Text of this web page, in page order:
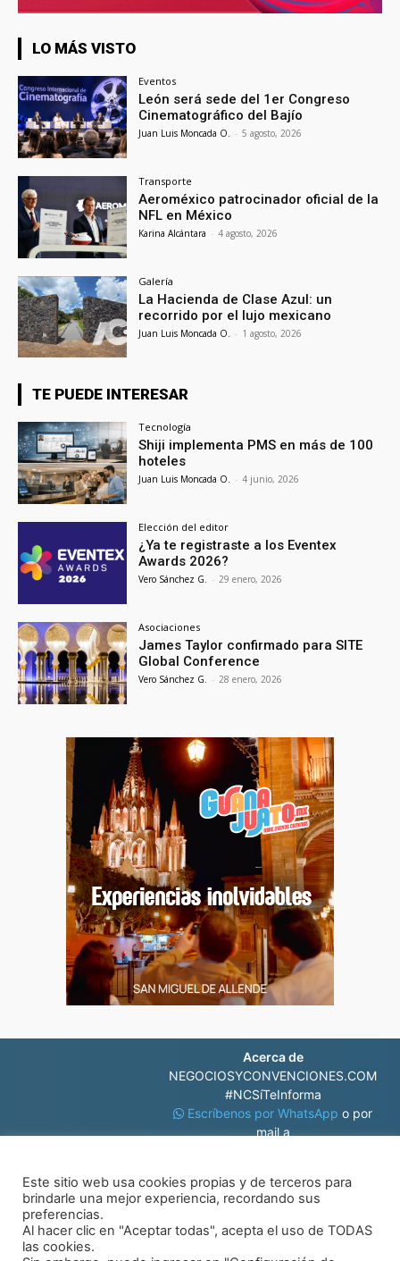
LO MÁS VISTO
Eventos
León será sede del 1er Congreso
Cinematográfico del Bajío
Juan Luis Moncada O. - 5 agosto, 2026
Transporte
Aeroméxico patrocinador oficial de la
NFL en México
Karina Alcántara - 4 agosto, 2026
Galería
La Hacienda de Clase Azul: un
recorrido por el lujo mexicano
Juan Luis Moncada O. - 1 agosto, 2026
TE PUEDE INTERESAR
Tecnología
Shiji implementa PMS en más de 100
hoteles
Juan Luis Moncada O. - 4 junio, 2026
Elección del editor
¿Ya te registraste a los Eventex
Awards 2026?
Vero Sánchez G. - 29 enero, 2026
Asociaciones
James Taylor confirmado para SITE
Global Conference
Vero Sánchez G. - 28 enero, 2026
Acerca de
NEGOCIOSYCONVENCIONES.COM
#NCSíTeInforma
Escríbenos por WhatsAppo por
mail a
Este sitio web usa cookies propias y de terceros para
brindarle una mejor experiencia, recordando sus
preferencias.
Al hacer clic en "Aceptar todas", acepta el uso de TODAS
las cookies.